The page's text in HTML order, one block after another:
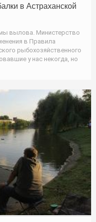
в Астраханской
вылова. Министерство
в Правила
рыбохозяйственного
у нас некогда, но